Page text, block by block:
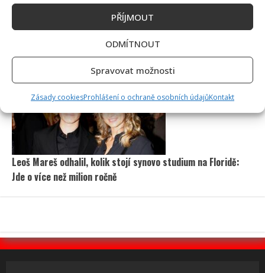
PŘÍJMOUT
ODMÍTNOUT
Spravovat možnosti
Zásady cookiesProhlášení o ochraně osobních údajůKontakt
Petr Macinka se pochlubil vzácnými fotkami své dcery z
oslavy narozenin: Fanoušci lichotí celé rodině
Leoš Mareš odhalil, kolik stojí synovo studium na Floridě:
Jde o více než milion ročně